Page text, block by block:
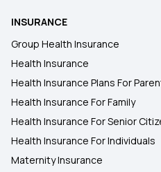
How to Buy Health
Pre- and Post-
Health
Health Insurance
INSURANCE
Group Health Insurance
Health Insurance
Health Insurance Plans For
Health Insurance For Family
Health Insurance For Senior
Health Insurance For Individuals
Maternity Insurance